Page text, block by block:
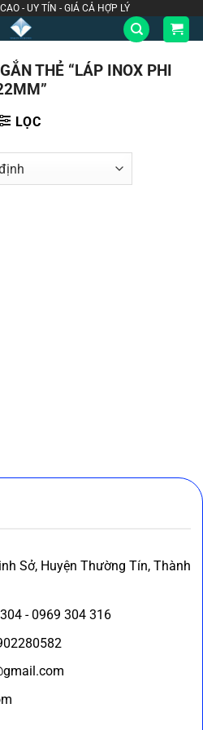
- UY TÍN - GIÁ CẢ HỢP LÝ
THẺ “LÁP INOX PHI
LỌC
Sở, Huyện Thường Tín, Thành
- 0969 304 316